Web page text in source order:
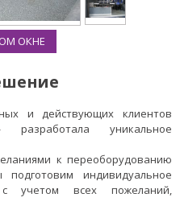
ОКНЕ
и действующих клиентов
уникальное
к переоборудованию
индивидуальное
с учетом всех пожеланий,